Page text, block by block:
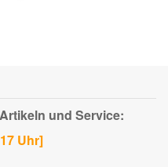
und Service:
Uhr]